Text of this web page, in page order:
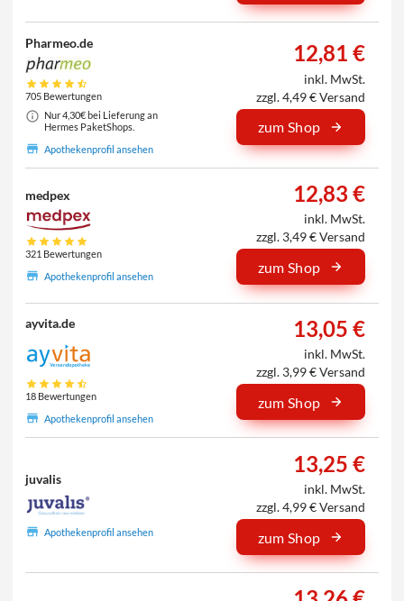
Pharmeo.de
705 Bewertungen
Nur 4,30€ bei Lieferung an
Hermes PaketShops.
Apothekenprofil ansehen
12,81 €
inkl. MwSt.
zzgl. 4,49 € Versand
zum Shop
medpex
321 Bewertungen
Apothekenprofil ansehen
12,83 €
inkl. MwSt.
zzgl. 3,49 € Versand
zum Shop
ayvita.de
18 Bewertungen
Apothekenprofil ansehen
13,05 €
inkl. MwSt.
zzgl. 3,99 € Versand
zum Shop
juvalis
Apothekenprofil ansehen
13,25 €
inkl. MwSt.
zzgl. 4,99 € Versand
zum Shop